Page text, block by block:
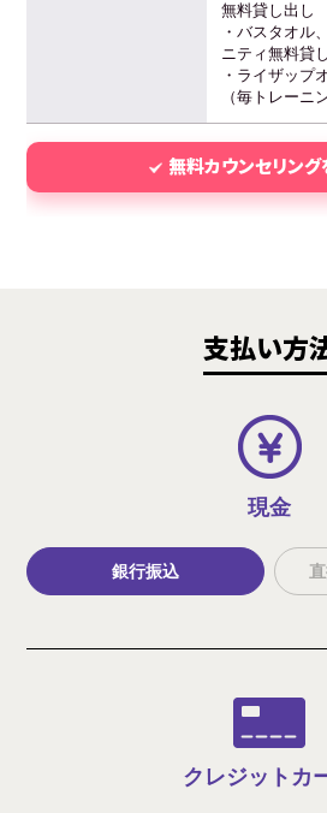
無料貸し出し
・バスタオル
ニティ無料貸
・ライザップ
（毎トレーニ
無料カウンセリン
支払い方
現金
銀行振込
クレジット カ